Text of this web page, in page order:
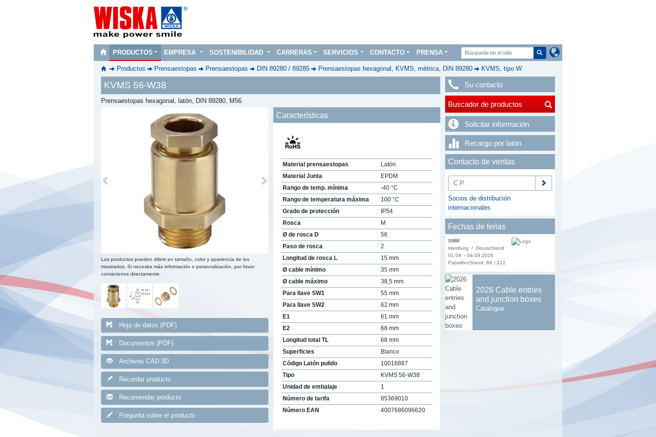
PRODUCTOS EMPRESA SOSTENIBILIDAD CARRERAS SERVICIOS CONTACTO PRENSA
Productos Prensaestopas Prensaestopas DIN 89280 / 89285 Prensaestopas hexagonal, KVMS, métrica, DIN 89280 KVMS, tipo W
KVMS 56-W38
Prensaestopas hexagonal, latón, DIN 89280, M56
Previous Next
Los productos pueden diferir en tamaño, color y apariencia de los
mostrados. Si necesita más información o personalización, por favor
contáctenos directamente.
Hoja de datos (PDF)
Documentos (PDF)
Archivos CAD 3D
Recordar producto
Recomendar producto
Pregunta sobre el producto
Características
Material prensaestopas
Latón
Material Junta
EPDM
Rango de temp. mínima
-40 °C
Rango de temperatura máxima
100 °C
Grado de protección
IP54
Rosca
M
Ø de rosca D
56
Paso de rosca
2
Longitud de rosca L
15 mm
Ø cable mínimo
35 mm
Ø cable máximo
38,5 mm
Para llave SW1
55 mm
Para llave SW2
62 mm
E1
61 mm
E2
68 mm
Longitud total TL
68 mm
Superficies
Blanco
Código Latón pulido
10016887
Tipo
KVMS 56-W38
Unidad de embalaje
1
Número de tarifa
85369010
Número EAN
4007686096620
Su contacto
Buscador de productos
Solicitar información
Recargo por latón
Contacto de ventas
Socios de distribución
internacionales
Fechas de ferias
SMM
Hamburg / Deutschland
01.09. - 04.09.2026
Pabellón/Stand: B6 / 212
2026 Cable entries
and junction boxes
Catalogue